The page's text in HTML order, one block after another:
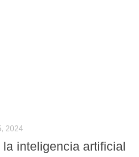
2024
la inteligencia artificial